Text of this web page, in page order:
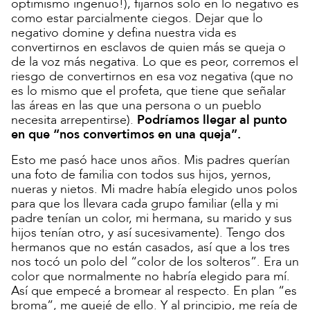
optimismo ingenuo!), fijarnos solo en lo negativo es
como estar parcialmente ciegos. Dejar que lo
negativo domine y defina nuestra vida es
convertirnos en esclavos de quien más se queja o
de la voz más negativa. Lo que es peor, corremos el
riesgo de convertirnos en esa voz negativa (que no
es lo mismo que el profeta, que tiene que señalar
las áreas en las que una persona o un pueblo
necesita arrepentirse). Podríamos llegar al punto
en que “nos convertimos en una queja”.
Esto me pasó hace unos años. Mis padres querían
una foto de familia con todos sus hijos, yernos,
nueras y nietos. Mi madre había elegido unos polos
para que los llevara cada grupo familiar (ella y mi
padre tenían un color, mi hermana, su marido y sus
hijos tenían otro, y así sucesivamente). Tengo dos
hermanos que no están casados, así que a los tres
nos tocó un polo del “color de los solteros”. Era un
color que normalmente no habría elegido para mí.
Así que empecé a bromear al respecto. En plan “es
broma”, me quejé de ello. Y al principio, me reía de